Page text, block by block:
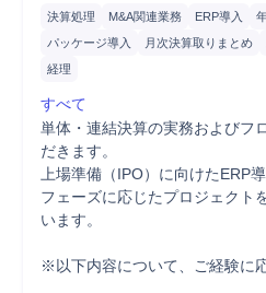
決算処理 M&A関連業務 ERP導入
パッケージ導入
月次決算取りまとめ
経理
すべて
単体・連結決算の実務およびフ
だきます。
上場準備（IPO）に向けたERP
フェーズに応じたプロジェクト
います。
※以下内容について、ご経験に